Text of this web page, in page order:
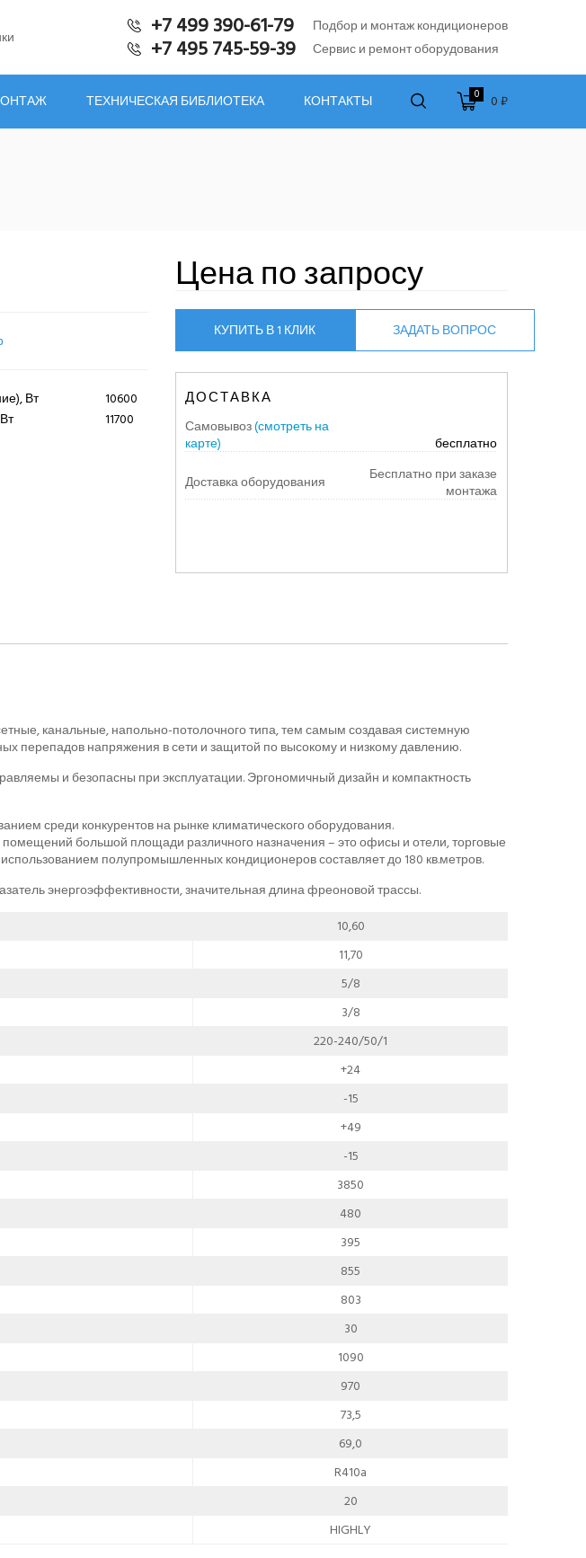
+7 499 390-61-79 Подбор и монтаж кондиционеров
+7 495 745-59-39 Сервис и ремонт оборудования
ТЕХНИЧЕСКАЯ БИБЛИОТЕКА КОНТАКТЫ 0 0 ₽
Вт
10600
11700
Цена по запросу
КУПИТЬ В 1 КЛИК ЗАДАТЬ ВОПРОС
ДОСТАВКА
Самовывоз(смотреть на
карте)
бесплатно
Доставка оборудования
Бесплатно при заказе
монтажа
канальные, напольно-потолочного типа, тем самым создавая системную
перепадов напряжения в сети и защитой по высокому и низкому давлению.
и безопасны при эксплуатации. Эргономичный дизайн и компактность
среди конкурентов на рынке климатического оборудования.
большой площади различного назначения – это офисы и отели, торговые
полупромышленных кондиционеров составляет до 180 кв.метров.
энергоэффективности, значительная длина фреоновой трассы.
10,60
11,70
5/8
3/8
220-240/50/1
+24
-15
+49
-15
3850
480
395
855
803
30
1090
970
73,5
69,0
R410a
20
HIGHLY